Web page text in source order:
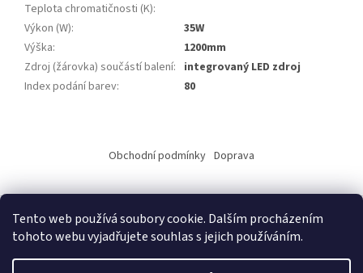
Tento web používá soubory cookie. Dalším procházením
tohoto webu vyjadřujete souhlas s jejich používáním.
Teplota chromatičnosti (K):
Výkon (W):
35W
Výška:
1200mm
Zdroj (žárovka) součástí balení: integrovaný LED zdroj
Index podání barev: 80
a
t
Obchodní podmínky Doprava
Vytvořil Shoptet